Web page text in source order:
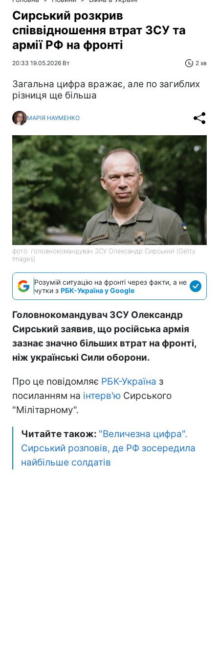
Сирський розкрив
співвідношення втрат ЗСУ та
армії РФ на фронті
20:33 19.05.2026 Вт 2 хв
Загальна цифра вражає, але по загиблих
різниця ще більша
МАРІЯ НАУМЕНКО
фото: головнокомандувач ЗСУ Олександр Сирський (Getty
Images)
Розумій ситуацію на фронті через факти, а не
чутки з РБК-Україна у Google
Головнокомандувач ЗСУ Олександр
Сирський заявив, що російська армія
зазнає значно більших втрат на фронті,
ніж українські Сили оборони.
Про це повідомляє РБК-Україна з
посиланням на інтерв'ю Сирського
"Мілітарному".
Читайте також: "Величезна цифра".
Сирський розповів, де РФ зосередила
найбільше солдатів